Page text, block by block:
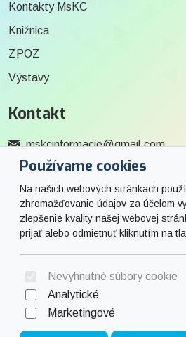
Používame cookies
Na našich webových stránkach
zhromažďovanie údajov za účelom
zlepšenie kvality našej webovej
prijať alebo odmietnuť kliknutím na
Nevyhnutné súbory cookie
Analytické
Marketingové
Kontakty MsKC
Knižnica
ZPOZ
Výstavy
Kontakt
mskcinformacie@gmail.com
0915 727 244
Social
Facebook